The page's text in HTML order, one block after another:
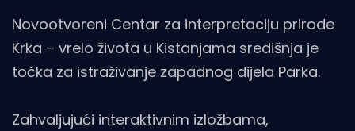
Novootvoreni Centar za interpretaciju prirode
Krka – vrelo života u Kistanjama središnja je
točka za istraživanje zapadnog dijela Parka.
Zahvaljujući interaktivnim izložbama,